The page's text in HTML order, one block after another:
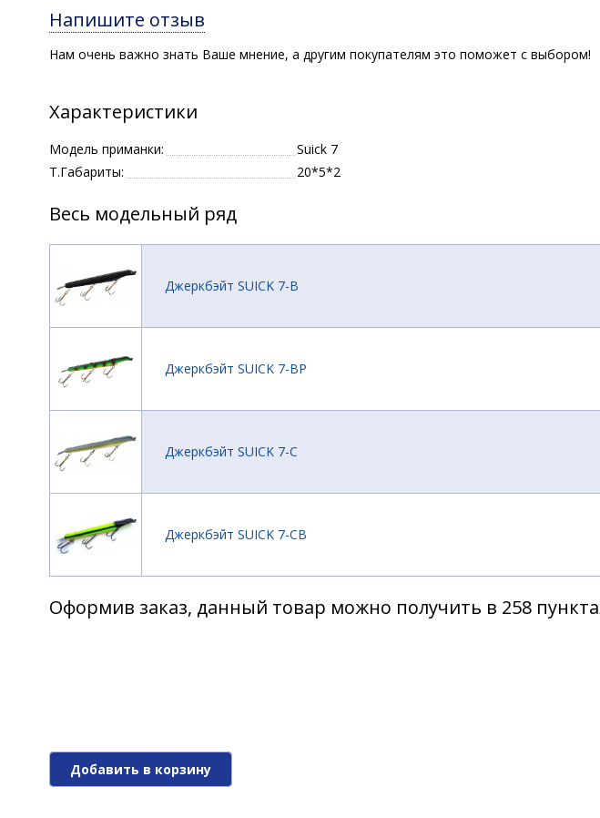
Напишите отзыв
Нам очень важно знать Ваше мнение, а другим покупателям это поможет с выбором!
Характеристики
Модель приманки:
Suick 7
Т.Габариты:
20*5*2
Весь модельный ряд
Джеркбэйт SUICK 7-B
Джеркбэйт SUICK 7-BP
Джеркбэйт SUICK 7-C
Джеркбэйт SUICK 7-CB
Джеркбэйт SUICK 7-D
Джеркбэйт SUICK 7-F
Оформив заказ, данный товар можно получить в 258
Добавить в корзину